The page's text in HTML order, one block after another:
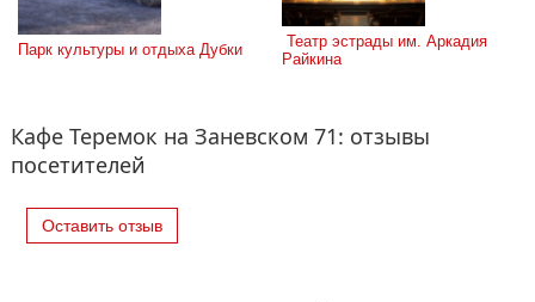
Парк культуры и отдыха Дубки
Райкина
Кафе Теремок на Заневском 71: отзывы
посетителей
Оставить отзыв